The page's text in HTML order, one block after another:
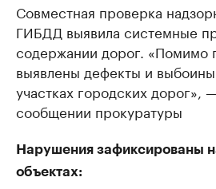
Совместная проверка
ГИБДД выявила системные
содержании дорог. «Помимо
выявлены дефекты и
участках городских дорог»,
сообщении прокуратуры
Нарушения зафиксированы
объектах: